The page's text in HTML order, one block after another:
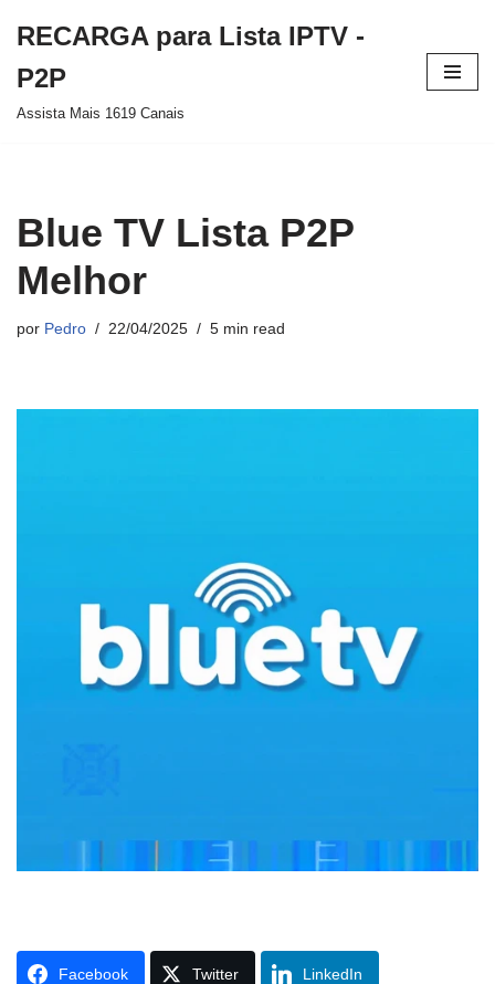
para
o
RECARGA para Lista IPTV -
P2P
Assista Mais 1619 Canais
Blue TV Lista P2P
Melhor
por Pedro 22/04/2025 5 min read
Facebook Twitter LinkedIn